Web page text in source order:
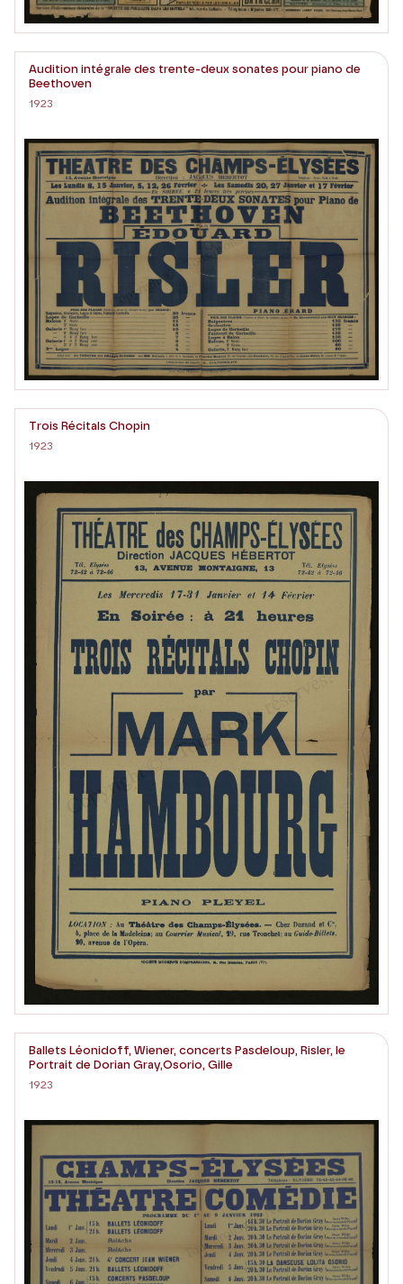
Audition intégrale des trente-deux sonates pour piano de
Beethoven
1923
Trois Récitals Chopin
1923
Ballets Léonidoff, Wiener, concerts Pasdeloup, Risler, le
Portrait de Dorian Gray,Osorio, Gille
1923